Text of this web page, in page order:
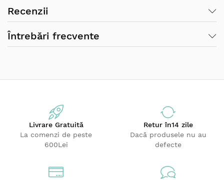
Inaltimea vehiculului: 44 cm;
Latimea vehiculului: 40 cm;
Greutatea: aprox. 5 kg;
Timp mediu de conducere: 1.5 - 2 ore;
Latimea rotii: aprox. 8 cm;
Inaltimea scaunului de la sol: 29 cm;
Sarcina maxima suportata: 20 kg;
Vehicul cu un singur loc;
Scaunul si rotile sunt din plastic dur si rezistent;
Recenzii
Întrebări frecvente
Livrare Gratuită
La comenzi de peste
600Lei
Returîn14 zile
Dacă produsele nu au
defecte